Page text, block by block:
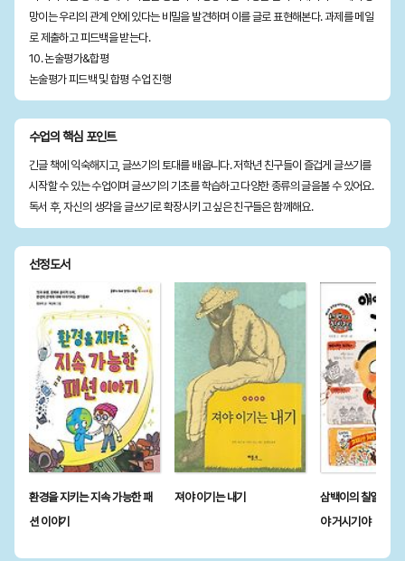
망이는 우리의 관계 안에 있다는 비밀을 발견하며 이를 글로 표현해본다. 과제를 메일
로 제출하고 피드백을 받는다.
10. 논술평가&합평
논술평가 피드백 및 합평 수업 진행
수업의 핵심 포인트
긴글 책에 익숙해지고, 글쓰기의 토대를 배웁니다. 저학년 친구들이 즐겁게 글쓰기를
시작할 수 있는 수업이며 글쓰기의 기초를 학습하고 다양한 종류의 글을볼 수 있어요.
독서 후, 자신의 생각을 글쓰기로 확장시키고 싶은 친구들은 함께해요.
선정도서
환경을 지키는 지속 가능한 패
션 이야기
져야 이기는 내기
삼백이의 칠일장 1:
야 거시기야